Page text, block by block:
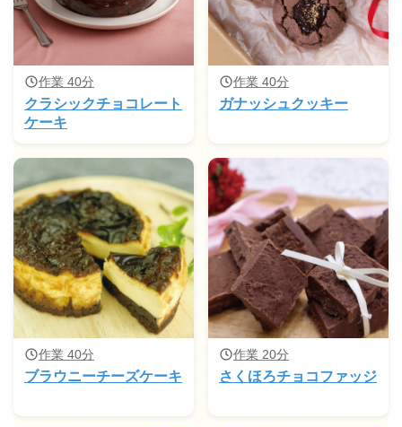
作業 40分
クラシックチョコレート
ケーキ
作業 40分
ガナッシュクッキー
作業 40分
ブラウニーチーズケーキ
作業 20分
さくほろチョコファッジ